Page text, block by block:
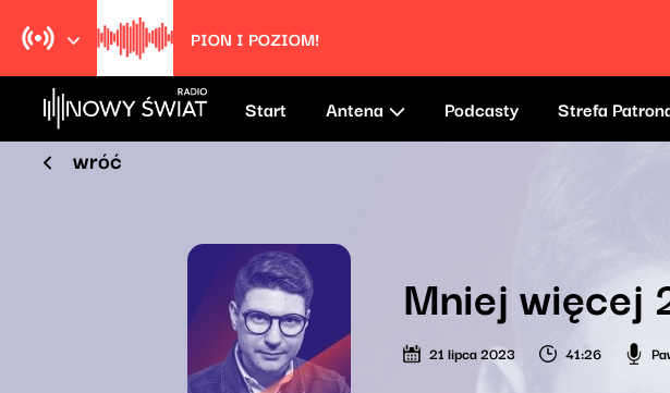
PION I POZIOM!
Start Antena Podcasty Strefa
wróć
Mniej więcej
21 lipca 2023 41:26